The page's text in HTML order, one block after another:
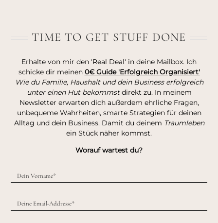
TIME TO GET STUFF DONE
Erhalte von mir den 'Real Deal' in deine Mailbox. Ich
schicke dir meinen 0€ Guide 'Erfolgreich Organisiert'
Wie du Familie, Haushalt und dein Business erfolgreich
unter einen Hut bekommstdirekt zu. In meinem
Newsletter erwarten dich außerdem ehrliche Fragen,
unbequeme Wahrheiten, smarte Strategien für deinen
Alltag und dein Business. Damit du deinem Traumleben
ein Stück näher kommst.
Worauf wartest du?